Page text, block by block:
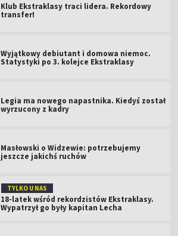
Klub Ekstraklasy traci lidera. Rekordowy
transfer!
Wyjątkowy debiutant i domowa niemoc.
Statystyki po 3. kolejce Ekstraklasy
Legia ma nowego napastnika. Kiedyś został
wyrzucony z kadry
Masłowski o Widzewie: potrzebujemy
jeszcze jakichś ruchów
TYLKO U NAS
18-latek wśród rekordzistów Ekstraklasy.
Wypatrzył go były kapitan Lecha